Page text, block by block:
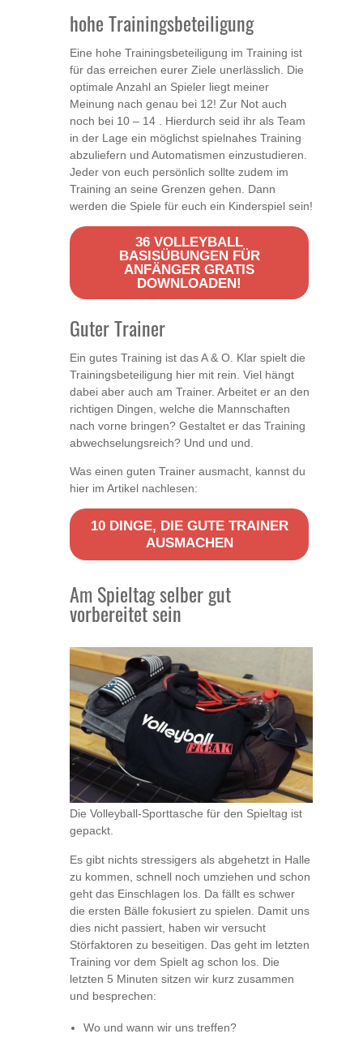
hohe Trainingsbeteiligung
Eine hohe Trainingsbeteiligung im Training ist
für das erreichen eurer Ziele unerlässlich. Die
optimale Anzahl an Spieler liegt meiner
Meinung nach genau bei 12! Zur Not auch
noch bei 10 – 14 . Hierdurch seid ihr als Team
in der Lage ein möglichst spielnahes Training
abzuliefern und Automatismen einzustudieren.
Jeder von euch persönlich sollte zudem im
Training an seine Grenzen gehen. Dann
werden die Spiele für euch ein Kinderspiel sein!
36 VOLLEYBALL
BASISÜBUNGEN FÜR
ANFÄNGER GRATIS
DOWNLOADEN!
Guter Trainer
Ein gutes Training ist das A & O. Klar spielt die
Trainingsbeteiligung hier mit rein. Viel hängt
dabei aber auch am Trainer. Arbeitet er an den
richtigen Dingen, welche die Mannschaften
nach vorne bringen? Gestaltet er das Training
abwechselungsreich? Und und und.
Was einen guten Trainer ausmacht, kannst du
hier im Artikel nachlesen:
10 DINGE, DIE GUTE TRAINER
AUSMACHEN
Am Spieltag selber gut
vorbereitet sein
Die Volleyball-Sporttasche für den Spieltag ist
gepackt.
Es gibt nichts stressigers als abgehetzt in Halle
zu kommen, schnell noch umziehen und schon
geht das Einschlagen los. Da fällt es schwer
die ersten Bälle fokusiert zu spielen. Damit uns
dies nicht passiert, haben wir versucht
Störfaktoren zu beseitigen. Das geht im letzten
Training vor dem Spielt ag schon los. Die
letzten 5 Minuten sitzen wir kurz zusammen
und besprechen:
Wo und wann wir uns treffen?